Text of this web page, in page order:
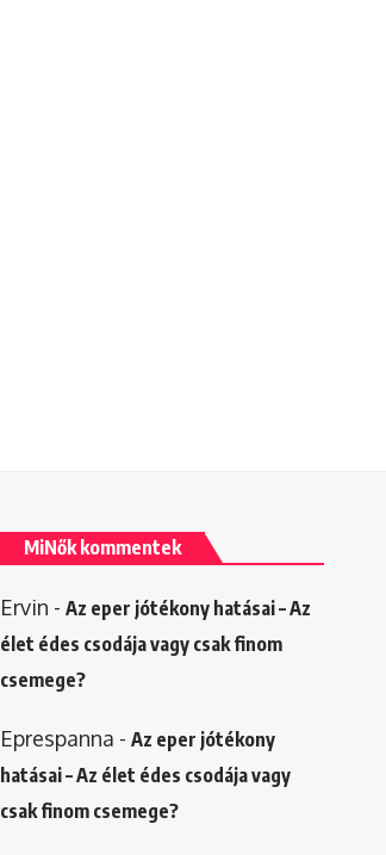
MiNők kommentek
Ervin - Az eper jótékony hatásai – Az
élet édes csodája vagy csak finom
csemege?
Eprespanna - Az eper jótékony
hatásai – Az élet édes csodája vagy
csak finom csemege?